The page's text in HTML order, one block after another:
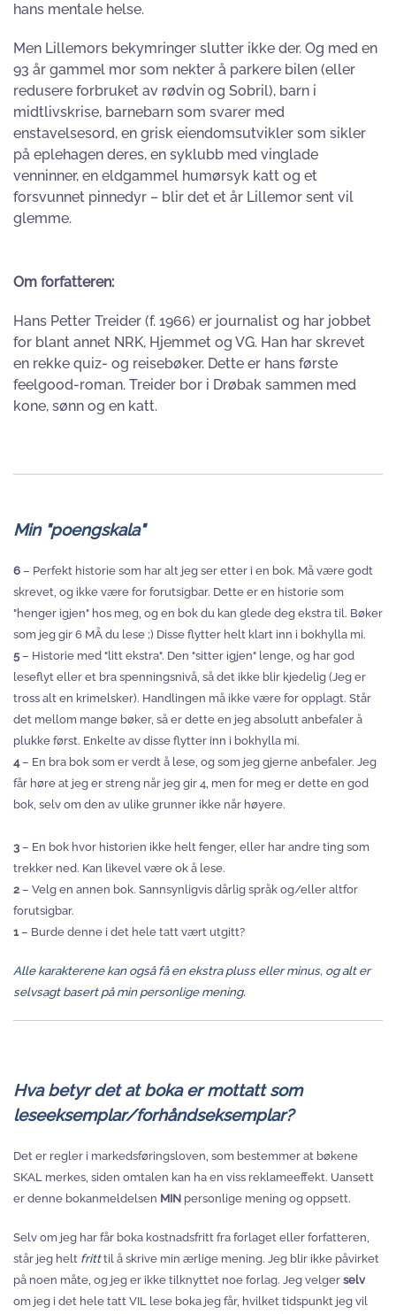
hans mentale helse.
Men Lillemors bekymringer slutter ikke der. Og med en
93 år gammel mor som nekter å parkere bilen (eller
redusere forbruket av rødvin og Sobril), barn i
midtlivskrise, barnebarn som svarer med
enstavelsesord, en grisk eiendomsutvikler som sikler
på eplehagen deres, en syklubb med vinglade
venninner, en eldgammel humørsyk katt og et
forsvunnet pinnedyr – blir det et år Lillemor sent vil
glemme.
Om forfatteren:
Hans Petter Treider (f. 1966) er journalist og har jobbet
for blant annet NRK, Hjemmet og VG. Han har skrevet
en rekke quiz- og reisebøker. Dette er hans første
feelgood-roman. Treider bor i Drøbak sammen med
kone, sønn og en katt.
Min "poengskala"
6– Perfekt historie som har alt jeg ser etter i en bok. Må være godt
skrevet, og ikke være for forutsigbar. Dette er en historie som
"henger igjen" hos meg, og en bok du kan glede deg ekstra til. Bøker
som jeg gir 6 MÅ du lese ;) Disse flytter helt klart inn i bokhylla mi.
5– Historie med "litt ekstra". Den "sitter igjen" lenge, og har god
leseflyt eller et bra spenningsnivå, så det ikke blir kjedelig (Jeg er
tross alt en krimelsker). Handlingen må ikke være for opplagt. Står
det mellom mange bøker, så er dette en jeg absolutt anbefaler å
plukke først. Enkelte av disse flytter inn i bokhylla mi.
4– En bra bok som er verdt å lese, og som jeg gjerne anbefaler. Jeg
får høre at jeg er streng når jeg gir 4, men for meg er dette en god
bok, selv om den av ulike grunner ikke når høyere.
3– En bok hvor historien ikke helt fenger, eller har andre ting som
trekker ned. Kan likevel være ok å lese.
2– Velg en annen bok. Sannsynligvis dårlig språk og/eller altfor
forutsigbar.
1– Burde denne i det hele tatt vært utgitt?
Alle karakterene kan også få en ekstra pluss eller minus, og alt er
selvsagt basert på min personlige mening.
Hva betyr det at boka er mottatt som
leseeksemplar/forhåndseksemplar?
Det er regler i markedsføringsloven, som bestemmer at bøkene
SKAL merkes, siden omtalen kan ha en viss reklameeffekt. Uansett
er denne bokanmeldelsen MIN personlige mening og oppsett.
Selv om jeg har får boka kostnadsfritt fra forlaget eller forfatteren,
står jeg helt fritttil å skrive min ærlige mening. Jeg blir ikke påvirket
på noen måte, og jeg er ikke tilknyttet noe forlag. Jeg velgerselv
om jeg i det hele tatt VIL lese boka jeg får, hvilket tidspunkt jeg vil